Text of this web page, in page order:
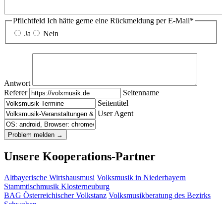
Pflichtfeld Ich hätte gerne eine Rückmeldung per E-Mail*
Ja
Nein
Antwort
Referer
Seitenname
Seitentitel
User Agent
Unsere Kooperations-Partner
Altbayerische Wirtshausmusi Volksmusik in Niederbayern
Stammtischmusik Klosterneuburg
BAG Österreichischer Volkstanz Volksmusikberatung des Bezirks